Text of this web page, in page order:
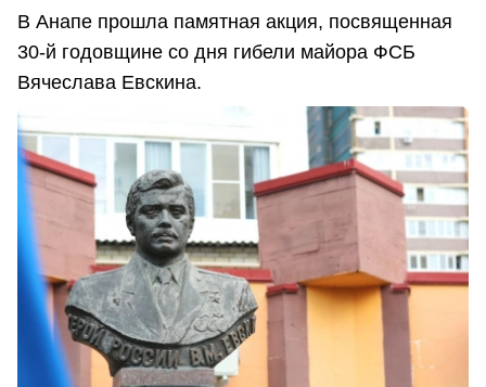
В Анапе прошла памятная акция, посвященная
30-й годовщине со дня гибели майора ФСБ
Вячеслава Евскина.